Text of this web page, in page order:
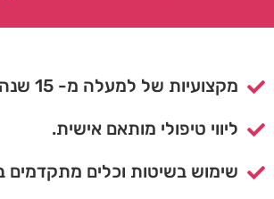
מקצועיות של למעלה מ- 15 שנה.
ליווי טיפולי מותאם אישית.
שימוש בשיטות וכלים מתקדמים